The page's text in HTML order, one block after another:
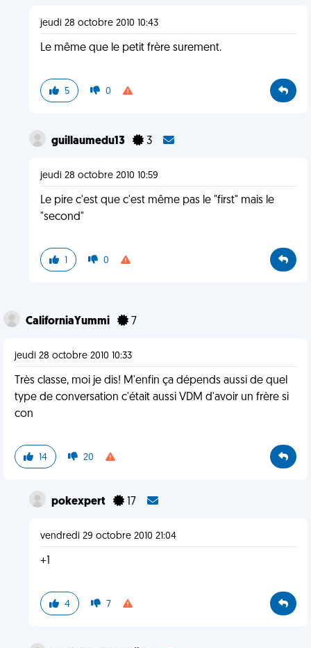
jeudi 28 octobre 2010 10:43
Le même que le petit frère surement.
5 0
guillaumedu13 3
jeudi 28 octobre 2010 10:59
Le pire c'est que c'est même pas le "first" mais le
"second"
1 0
CaliforniaYummi 7
jeudi 28 octobre 2010 10:33
Très classe, moi je dis! M'enfin ça dépends aussi de quel
type de conversation c'était aussi VDM d'avoir un frère si
con
14 20
pokexpert 17
vendredi 29 octobre 2010 21:04
+1
4 7